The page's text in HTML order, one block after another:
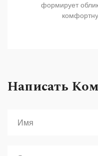
формирует
Написать